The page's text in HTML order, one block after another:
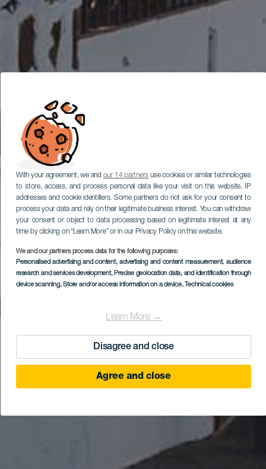
With your agreement, we and our 14 partners use cookies or similar technologies
to store, access, and process personal data like your visit on this website, IP
addresses and cookie identifiers. Some partners do not ask for your consent to
process your data and rely on their legitimate business interest. You can withdraw
your consent or object to data processing based on legitimate interest at any
time by clicking on “Learn More” or in our Privacy Policy on this website.
We and our partners process data for the following purposes:
Personalised advertising and content, advertising and content measurement, audience
research and services development, Precise geolocation data, and identification through
device scanning, Store and/or access information on a device, Technical cookies
Learn More →
Disagree and close
Agree and close